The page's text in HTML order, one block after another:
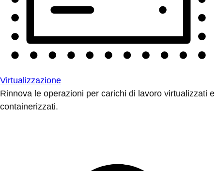
Virtualizzazione
Rinnova le operazioni per carichi di lavoro virtualizzati e
containerizzati.